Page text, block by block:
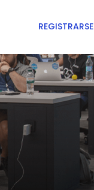
REGISTRARSE